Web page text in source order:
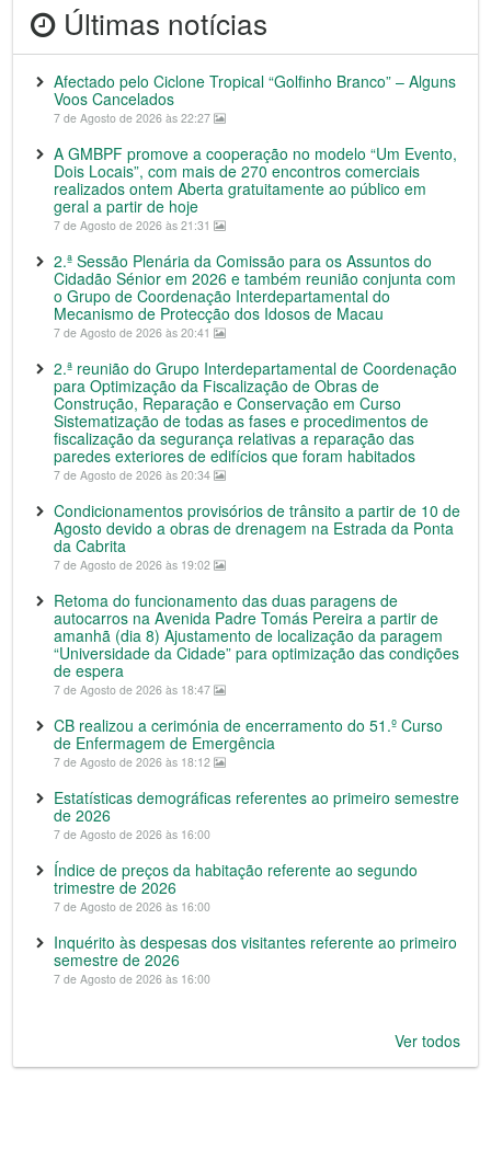
Últimas notícias
Afectado pelo Ciclone Tropical “Golfinho Branco” – Alguns
Voos Cancelados
7 de Agosto de 2026 às 22:27
A GMBPF promove a cooperação no modelo “Um Evento,
Dois Locais”, com mais de 270 encontros comerciais
realizados ontem Aberta gratuitamente ao público em
geral a partir de hoje
7 de Agosto de 2026 às 21:31
2.ª Sessão Plenária da Comissão para os Assuntos do
Cidadão Sénior em 2026 e também reunião conjunta com
o Grupo de Coordenação Interdepartamental do
Mecanismo de Protecção dos Idosos de Macau
7 de Agosto de 2026 às 20:41
2.ª reunião do Grupo Interdepartamental de Coordenação
para Optimização da Fiscalização de Obras de
Construção, Reparação e Conservação em Curso
Sistematização de todas as fases e procedimentos de
fiscalização da segurança relativas a reparação das
paredes exteriores de edifícios que foram habitados
7 de Agosto de 2026 às 20:34
Condicionamentos provisórios de trânsito a partir de 10 de
Agosto devido a obras de drenagem na Estrada da Ponta
da Cabrita
7 de Agosto de 2026 às 19:02
Retoma do funcionamento das duas paragens de
autocarros na Avenida Padre Tomás Pereira a partir de
amanhã (dia 8) Ajustamento de localização da paragem
“Universidade da Cidade” para optimização das condições
de espera
7 de Agosto de 2026 às 18:47
CB realizou a cerimónia de encerramento do 51.º Curso
de Enfermagem de Emergência
7 de Agosto de 2026 às 18:12
Estatísticas demográficas referentes ao primeiro semestre
de 2026
7 de Agosto de 2026 às 16:00
Índice de preços da habitação referente ao segundo
trimestre de 2026
7 de Agosto de 2026 às 16:00
Inquérito às despesas dos visitantes referente ao primeiro
semestre de 2026
7 de Agosto de 2026 às 16:00
Ver todos